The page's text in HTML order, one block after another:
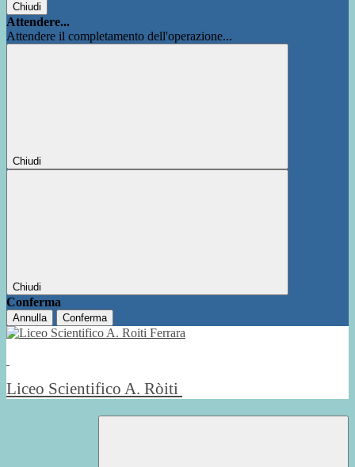
Chiudi
Attendere...
Attendere il completamento dell'operazione...
Chiudi
Chiudi
Conferma
Annulla Conferma
Liceo Scientifico A. Ròiti